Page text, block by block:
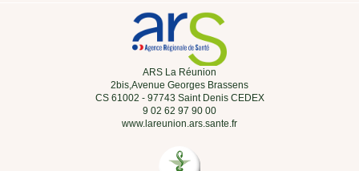
ARS La Réunion
2bis,Avenue Georges Brassens
CS 61002 - 97743 Saint Denis CEDEX
9 02 62 97 90 00
www.lareunion.ars.sante.fr